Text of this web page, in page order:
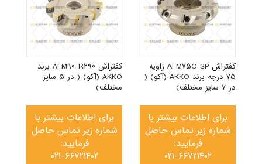
کفتراش AFM۹۰-R۲۹۰ برند
AKKO (آکو) ( در ۵ سایز
مختلف)
برای اطلاعات بیشتر با
شماره زیر تماس حاصل
فرمایید:
۰۲۱-۶۶۷۲۱۴۰۲
کفتراش AFM۷۵C-SP زاویه
۷۵ درجه برند AKKO (آکو) (
در ۷ سایز مختلف)
برای اطلاعات بیشتر با
شماره زیر تماس حاصل
فرمایید:
۰۲۱-۶۶۷۲۱۴۰۲